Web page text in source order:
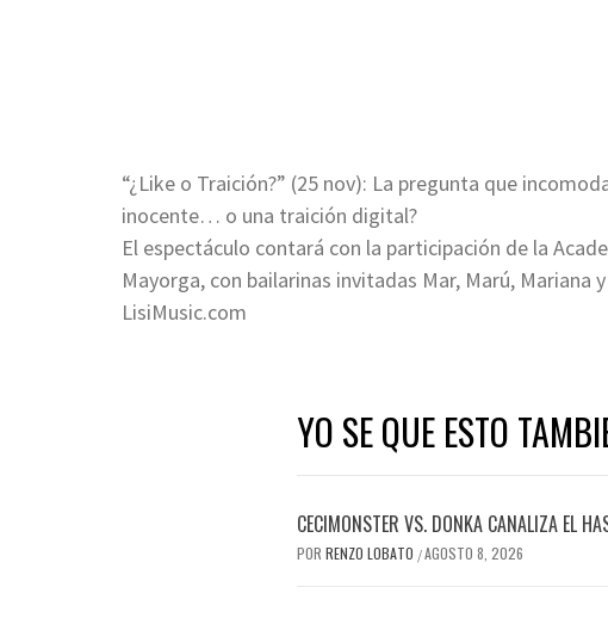
“¿Like o Traición?” (25 nov): La pregunta que
inocente… o una traición digital?
El espectáculo contará con la participación de la
Mayorga, con bailarinas invitadas Mar, Marú,
LisiMusic.com
YO SE QUE ESTO
CECIMONSTER VS. DONKA CANALIZA EL
POR RENZO LOBATO /AGOSTO 8, 2026